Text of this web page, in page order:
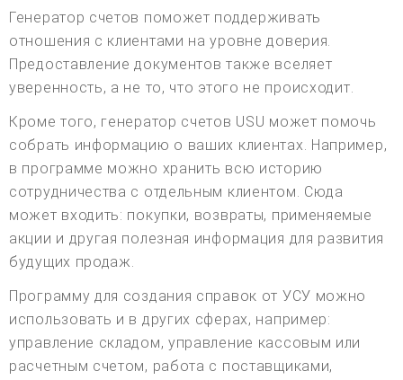
Генератор счетов поможет поддерживать
отношения с клиентами на уровне доверия.
Предоставление документов также вселяет
уверенность, а не то, что этого не происходит.
Кроме того, генератор счетов USU может помочь
собрать информацию о ваших клиентах. Например,
в программе можно хранить всю историю
сотрудничества с отдельным клиентом. Сюда
может входить: покупки, возвраты, применяемые
акции и другая полезная информация для развития
будущих продаж.
Программу для создания справок от УСУ можно
использовать и в других сферах, например:
управление складом, управление кассовым или
расчетным счетом, работа с поставщиками,